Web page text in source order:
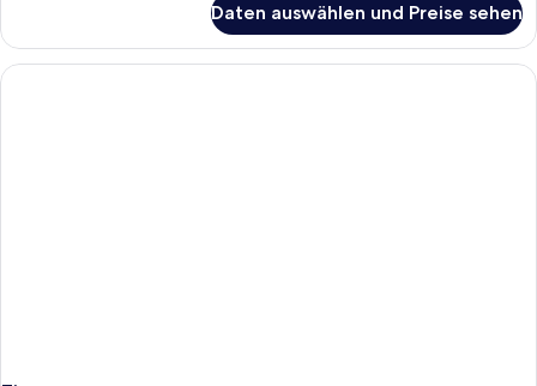
Daten auswählen und Preise sehen